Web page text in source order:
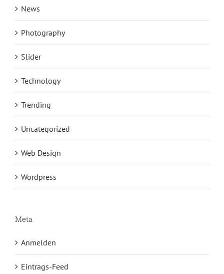
News
Photography
Slider
Technology
Trending
Uncategorized
Web Design
Wordpress
Meta
Anmelden
Eintrags-Feed